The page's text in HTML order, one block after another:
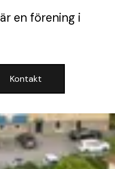
är en förening i
Kontakt